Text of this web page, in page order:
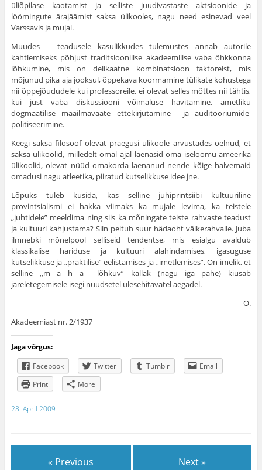
üliõpilase kaotamist ja selliste juudivastaste aktsioonide ja
löömingute ärajäämist saksa ülikooles, nagu need esinevad veel
Varssavis ja mujal.
Muudes – teadusele kasulikkudes tulemustes annab autorile
kahtlemiseks põhjust traditsioonilise akadeemilise vaba õhkkonna
lõhkumine, mis on delikaatne kombinatsioon fakto­reist, mis
mõjunud pika aja jooksul, õppekava koorma­mine tülikate kohustega
nii õppejõududele kui professoreile, ei olevat selles mõttes nii tähtis,
kui just vaba diskussiooni võimaluse hävitamine, ametliku
dogmaatilise maailmavaate ettekirjutamine ja auditooriumide
politiseerimine.
Keegi saksa filosoof olevat praegusi ülikoole arvustades öelnud, et
saksa ülikoolid, milledelt omal ajal laenasid oma iseloomu ameerika
ülikoolid, olevat nüüd omakorda laenanud nende kõige halvemaid
omadusi nagu atleetika, piira­tud kutselikkuse idee jne.
Lõpuks tuleb küsida, kas selline juhiprintsiibi kultuuriline
provintsialismi ei hakka viimaks ka mujale levima, ka teistele
„juhtidele” meeldima ning siis ka mõningate teiste rahvaste teadust
ja kultuuri kahjustama? Siin peitub suur hädaoht väikerahvaile. Juba
ilmnebki mõnelpool selliseid tendentse, mis esialgu avaldub
klassikalise hariduse ja kultuuri alahindamises, igasuguse
kutselikkuse ja „praktilise” eelistamises ja „imetlemises”. On imelik, et
selline ,,m a h a lõhkuv” kallak (nagu iga pahe) kiusab
järeletegemisele isegi nüüdsetel ülesehitavatel aegadel.
O.
Akadeemiast nr. 2/1937
Jaga võrgus:
Facebook
Twitter Tumblr
Email
Print
More
28. April 2009
« Previous Next »